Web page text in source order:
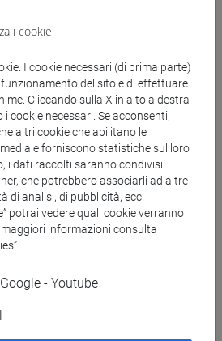
percorsi
CULTURALE,
- Laurea
/antropologia culturale
E LETTERATURA ITALIANA -
i cookie
I cookie necessari (di prima parte)
del sito e di effettuare
Cliccando sulla X in alto a destra
cookie necessari. Se acconsenti,
altri cookie che abilitano le
e forniscono statistiche sul loro
i dati raccolti saranno condivisi
che potrebbero associarli ad altre
di analisi, di pubblicità, ecc.
potrai vedere quali cookie verranno
informazioni consulta
Google - Youtube